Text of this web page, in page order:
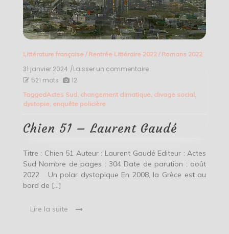
Littérature française/ Rentrée Littéraire 2022/ Romans 2022
31 janvier 2024 /Laisser un commentaireon
–
521 mots 12
TaggedActes Sud, changement climatique, clivage social,
dystopie, enquête policière
Chien 51 – Laurent Gaudé
Titre : Chien 51 Auteur : Laurent Gaudé Editeur : Actes
Sud Nombre de pages : 304 Date de parution : août
2022 Un polar dystopique En 2008, la Grèce est au
bord de […]
Lire la suite